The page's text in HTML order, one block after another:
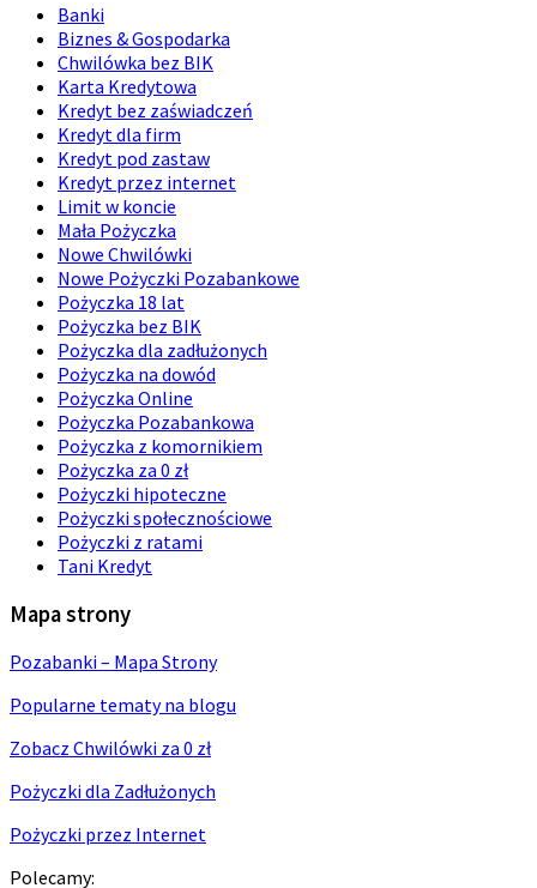
Banki
Biznes & Gospodarka
Chwilówka bez BIK
Karta Kredytowa
Kredyt bez zaświadczeń
Kredyt dla firm
Kredyt pod zastaw
Kredyt przez internet
Limit w koncie
Mała Pożyczka
Nowe Chwilówki
Nowe Pożyczki Pozabankowe
Pożyczka 18 lat
Pożyczka bez BIK
Pożyczka dla zadłużonych
Pożyczka na dowód
Pożyczka Online
Pożyczka Pozabankowa
Pożyczka z komornikiem
Pożyczka za 0 zł
Pożyczki hipoteczne
Pożyczki społecznościowe
Pożyczki z ratami
Tani Kredyt
Mapa strony
Pozabanki – Mapa Strony
Popularne tematy na blogu
Zobacz Chwilówki za 0 zł
Pożyczki dla Zadłużonych
Pożyczki przez Internet
Polecamy: